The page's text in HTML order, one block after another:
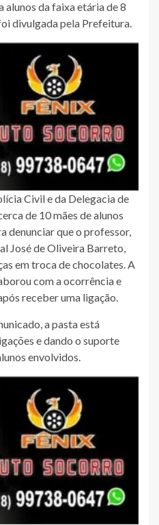
alunos da faixa etária de 8
divulgada pela Prefeitura.
Civil e da Delegacia de
de 10 mães de alunos
denunciar que o professor,
José de Oliveira Barreto,
em troca de chocolates. A
com a ocorrência e
receber uma ligação.
a pasta está
e dando o suporte
envolvidos.